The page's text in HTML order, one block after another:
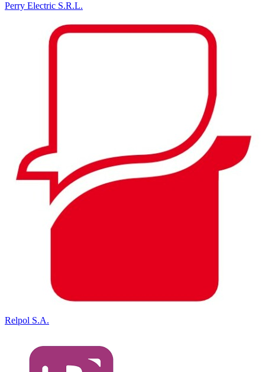
Perry Electric S.R.L.
Relpol S.A.